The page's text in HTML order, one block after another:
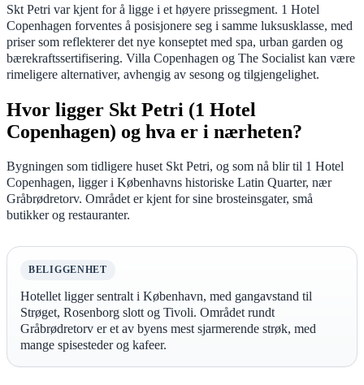
Skt Petri var kjent for å ligge i et høyere prissegment. 1 Hotel
Copenhagen forventes å posisjonere seg i samme luksusklasse, med
priser som reflekterer det nye konseptet med spa, urban garden og
bærekraftssertifisering. Villa Copenhagen og The Socialist kan være
rimeligere alternativer, avhengig av sesong og tilgjengelighet.
Hvor ligger Skt Petri (1 Hotel
Copenhagen) og hva er i nærheten?
Bygningen som tidligere huset Skt Petri, og som nå blir til 1 Hotel
Copenhagen, ligger i Københavns historiske Latin Quarter, nær
Gråbrødretorv. Området er kjent for sine brosteinsgater, små
butikker og restauranter.
BELIGGENHET
Hotellet ligger sentralt i København, med gangavstand til
Strøget, Rosenborg slott og Tivoli. Området rundt
Gråbrødretorv er et av byens mest sjarmerende strøk, med
mange spisesteder og kafeer.